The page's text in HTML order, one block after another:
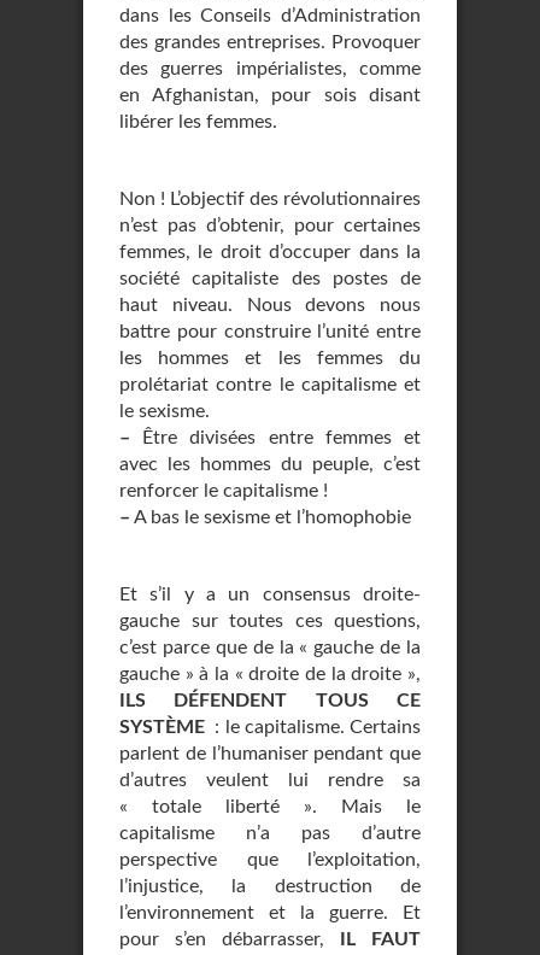
dans les Conseils d’Administration
des grandes entreprises. Provoquer
des guerres impérialistes, comme
en Afghanistan, pour sois disant
libérer les femmes.
Non ! L’objectif des révolutionnaires
n’est pas d’obtenir, pour certaines
femmes, le droit d’occuper dans la
société capitaliste des postes de
haut niveau. Nous devons nous
battre pour construire l’unité entre
les hommes et les femmes du
prolétariat contre le capitalisme et
le sexisme.
– Être divisées entre femmes et
avec les hommes du peuple, c’est
renforcer le capitalisme !
– A bas le sexisme et l’homophobie
Et s’il y a un consensus droite-
gauche sur toutes ces questions,
c’est parce que de la « gauche de la
gauche » à la « droite de la droite »,
ILS DÉFENDENT TOUS CE
SYSTÈME : le capitalisme. Certains
parlent de l’humaniser pendant que
d’autres veulent lui rendre sa
« totale liberté ». Mais le
capitalisme n’a pas d’autre
perspective que l’exploitation,
l’injustice, la destruction de
l’environnement et la guerre. Et
pour s’en débarrasser,
IL FAUT